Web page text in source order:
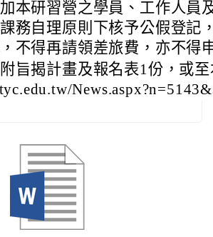
本研習營之學員、工作人員
務自理原則下核予公假登記
不得再請領差旅費，亦不得
旨揭計畫及報名表1份，或